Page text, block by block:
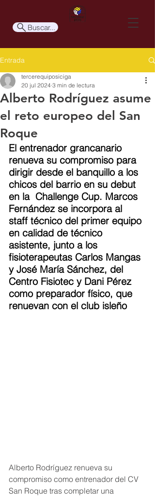
Buscar...
Entrada
Alberto Rodríguez asume
el reto europeo del San
Roque
tercerequiposiciga
20 jul 2024 3 min de lectura
El entrenador grancanario
renueva su compromiso para
dirigir desde el banquillo a los
chicos del barrio en su debut
en la  Challenge Cup. Marcos
Fernández se incorpora al
staff técnico del primer equipo
en calidad de técnico
asistente, junto a los
fisioterapeutas Carlos Mangas
y José María Sánchez, del
Centro Fisiotec y Dani Pérez
como preparador físico, que
renuevan con el club isleño
Alberto Rodríguez renueva su
compromiso como entrenador del CV
San Roque tras completar una